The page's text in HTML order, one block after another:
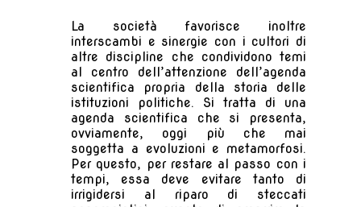
La società favorisce inoltre
interscambi e sinergie con i cultori di
altre discipline che condividono temi
al centro dell’attenzione dell’agenda
scientifica propria della storia delle
istituzioni politiche. Si tratta di una
agenda scientifica che si presenta,
ovviamente, oggi più che mai
soggetta a evoluzioni e metamorfosi.
Per questo, per restare al passo con i
tempi, essa deve evitare tanto di
irrigidersi al riparo di steccati